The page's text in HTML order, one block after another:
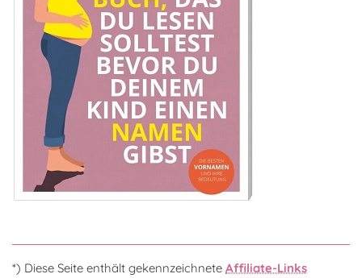
*) Diese Seite enthält gekennzeichnete Affiliate-Links